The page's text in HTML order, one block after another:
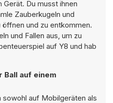
Du musst ihnen
Zauberkugeln und
und zu entkommen.
und Fallen aus, um zu
auf Y8 und hab
Ball auf einem
sowohl auf Mobilgeräten als